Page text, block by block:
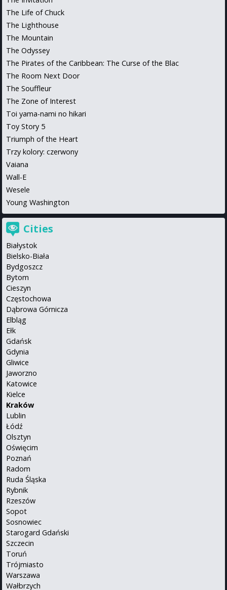
The Life of Chuck
The Lighthouse
The Mountain
The Odyssey
The Pirates of the Caribbean: The Curse of the Blac
The Room Next Door
The Souffleur
The Zone of Interest
Toi yama-nami no hikari
Toy Story 5
Triumph of the Heart
Trzy kolory: czerwony
Vaiana
Wall-E
Wesele
Young Washington
Cities
Białystok
Bielsko-Biała
Bydgoszcz
Bytom
Cieszyn
Częstochowa
Dąbrowa Górnicza
Elbląg
Ełk
Gdańsk
Gdynia
Gliwice
Jaworzno
Katowice
Kielce
Kraków
Lublin
Łódź
Olsztyn
Oświęcim
Poznań
Radom
Ruda Śląska
Rybnik
Rzeszów
Sopot
Sosnowiec
Starogard Gdański
Szczecin
Toruń
Trójmiasto
Warszawa
Wałbrzych